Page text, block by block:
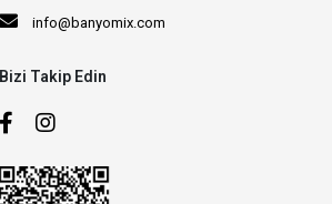
info@banyomix.com
Bizi Takip Edin